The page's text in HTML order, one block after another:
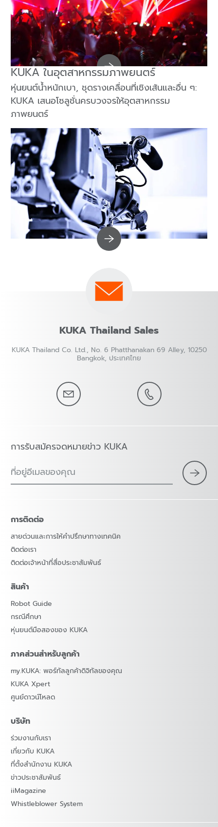
KUKA ในอุตสาหกรรมภาพยนตร์
หุ่นยนต์น้ำหนักเบา, ชุดรางเคลื่อนที่เชิงเส้นและอื่น ๆ:
KUKA เสนอโซลูชั่นครบวงจรให้อุตสาหกรรม
ภาพยนตร์
KUKA Thailand Sales
KUKA Thailand Co. Ltd., No. 6 Phatthanakan 69 Alley, 10250
Bangkok, ประเทศไทย
การรับสมัครจดหมายข่าว KUKA
ที่อยู่อีเมลของคุณ
การติดต่อ
สายด่วนและการให้คำปรึกษาทางเทคนิค
ติดต่อเรา
ติดต่อเจ้าหน้าที่สื่อประชาสัมพันธ์
สินค้า
Robot Guide
กรณีศึกษา
หุ่นยนต์มือสองของ KUKA
ภาคส่วนสำหรับลูกค้า
my.KUKA: พอร์ทัลลูกค้าดิจิทัลของคุณ
KUKA Xpert
ศูนย์ดาวน์โหลด
บริษัท
ร่วมงานกับเรา
เกี่ยวกับ KUKA
ที่ตั้งสำนักงาน KUKA
ข่าวประชาสัมพันธ์
iiMagazine
Whistleblower System